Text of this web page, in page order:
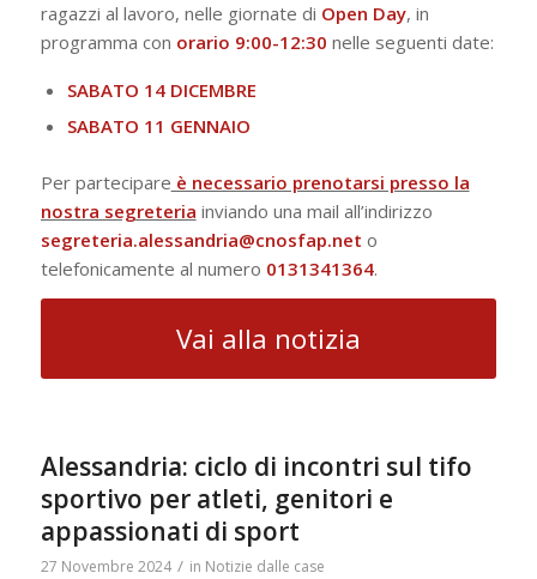
ragazzi al lavoro, nelle giornate di Open Day, in
programma con orario 9:00-12:30 nelle seguenti date:
SABATO 14 DICEMBRE
SABATO 11 GENNAIO
Per partecipare è necessario prenotarsi presso la
nostra segreteria inviando una mail all’indirizzo
segreteria.alessandria@cnosfap.net o
telefonicamente al numero 0131341364.
Vai alla notizia
Alessandria: ciclo di incontri sul tifo
sportivo per atleti, genitori e
appassionati di sport
27 Novembre 2024 / in Notizie dalle case